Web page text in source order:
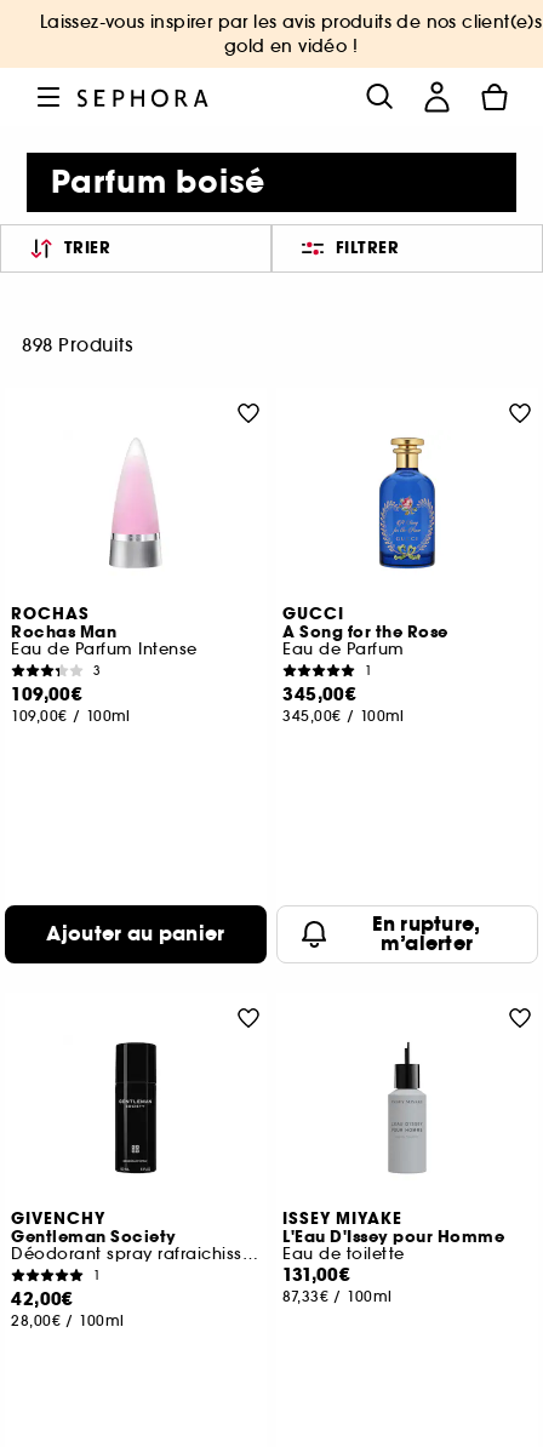
Laissez-vous inspirer par les avis produits de nos client(e)s
gold en vidéo !
Parfum boisé
TRIER FILTRER
898 Produits
ROCHAS
Rochas Man
Eau de Parfum Intense
3
109,00€
109,00€ / 100ml
Ajouter au panier
GUCCI
A Song for the Rose
Eau de Parfum
1
345,00€
345,00€ / 100ml
En rupture,
m’alerter
GIVENCHY
Gentleman Society
Déodorant spray rafraichissant
1
42,00€
28,00€ / 100ml
ISSEY MIYAKE
L'Eau D'Issey pour Homme
Eau de toilette
131,00€
87,33€ / 100ml